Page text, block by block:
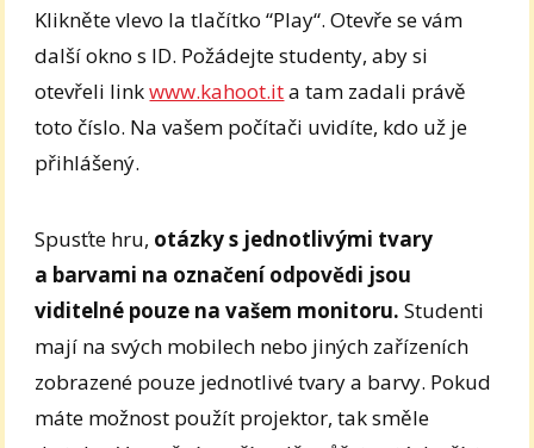
Klikněte vlevo la tlačítko “Play“. Otevře se vám
další okno s ID. Požádejte studenty, aby si
otevřeli linkwww.kahoot.ita tam zadali právě
toto číslo. Na vašem počítači uvidíte, kdo už je
přihlášený.
Spusťte hru, otázky s jednotlivými tvary
a barvami na označení odpovědi jsou
viditelné pouze na vašem monitoru. Studenti
mají na svých mobilech nebo jiných zařízeních
zobrazené pouze jednotlivé tvary a barvy. Pokud
máte možnost použít projektor, tak směle